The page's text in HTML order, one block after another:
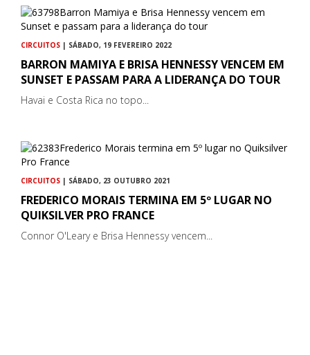
CIRCUITOS | SÁBADO, 19 FEVEREIRO 2022
BARRON MAMIYA E BRISA HENNESSY VENCEM EM
SUNSET E PASSAM PARA A LIDERANÇA DO TOUR
Havai e Costa Rica no topo...
CIRCUITOS | SÁBADO, 23 OUTUBRO 2021
FREDERICO MORAIS TERMINA EM 5º LUGAR NO
QUIKSILVER PRO FRANCE
Connor O'Leary e Brisa Hennessy vencem...